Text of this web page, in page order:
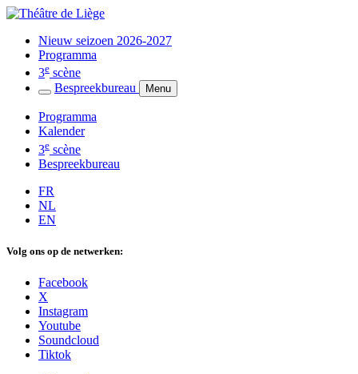
Nieuw seizoen 2026-2027
Programma
3e scène
Bespreekbureau
Menu
Programma
Kalender
3e scène
Bespreekbureau
FR
NL
EN
Volg ons op de netwerken:
Facebook
X
Instagram
Youtube
Soundcloud
Tiktok